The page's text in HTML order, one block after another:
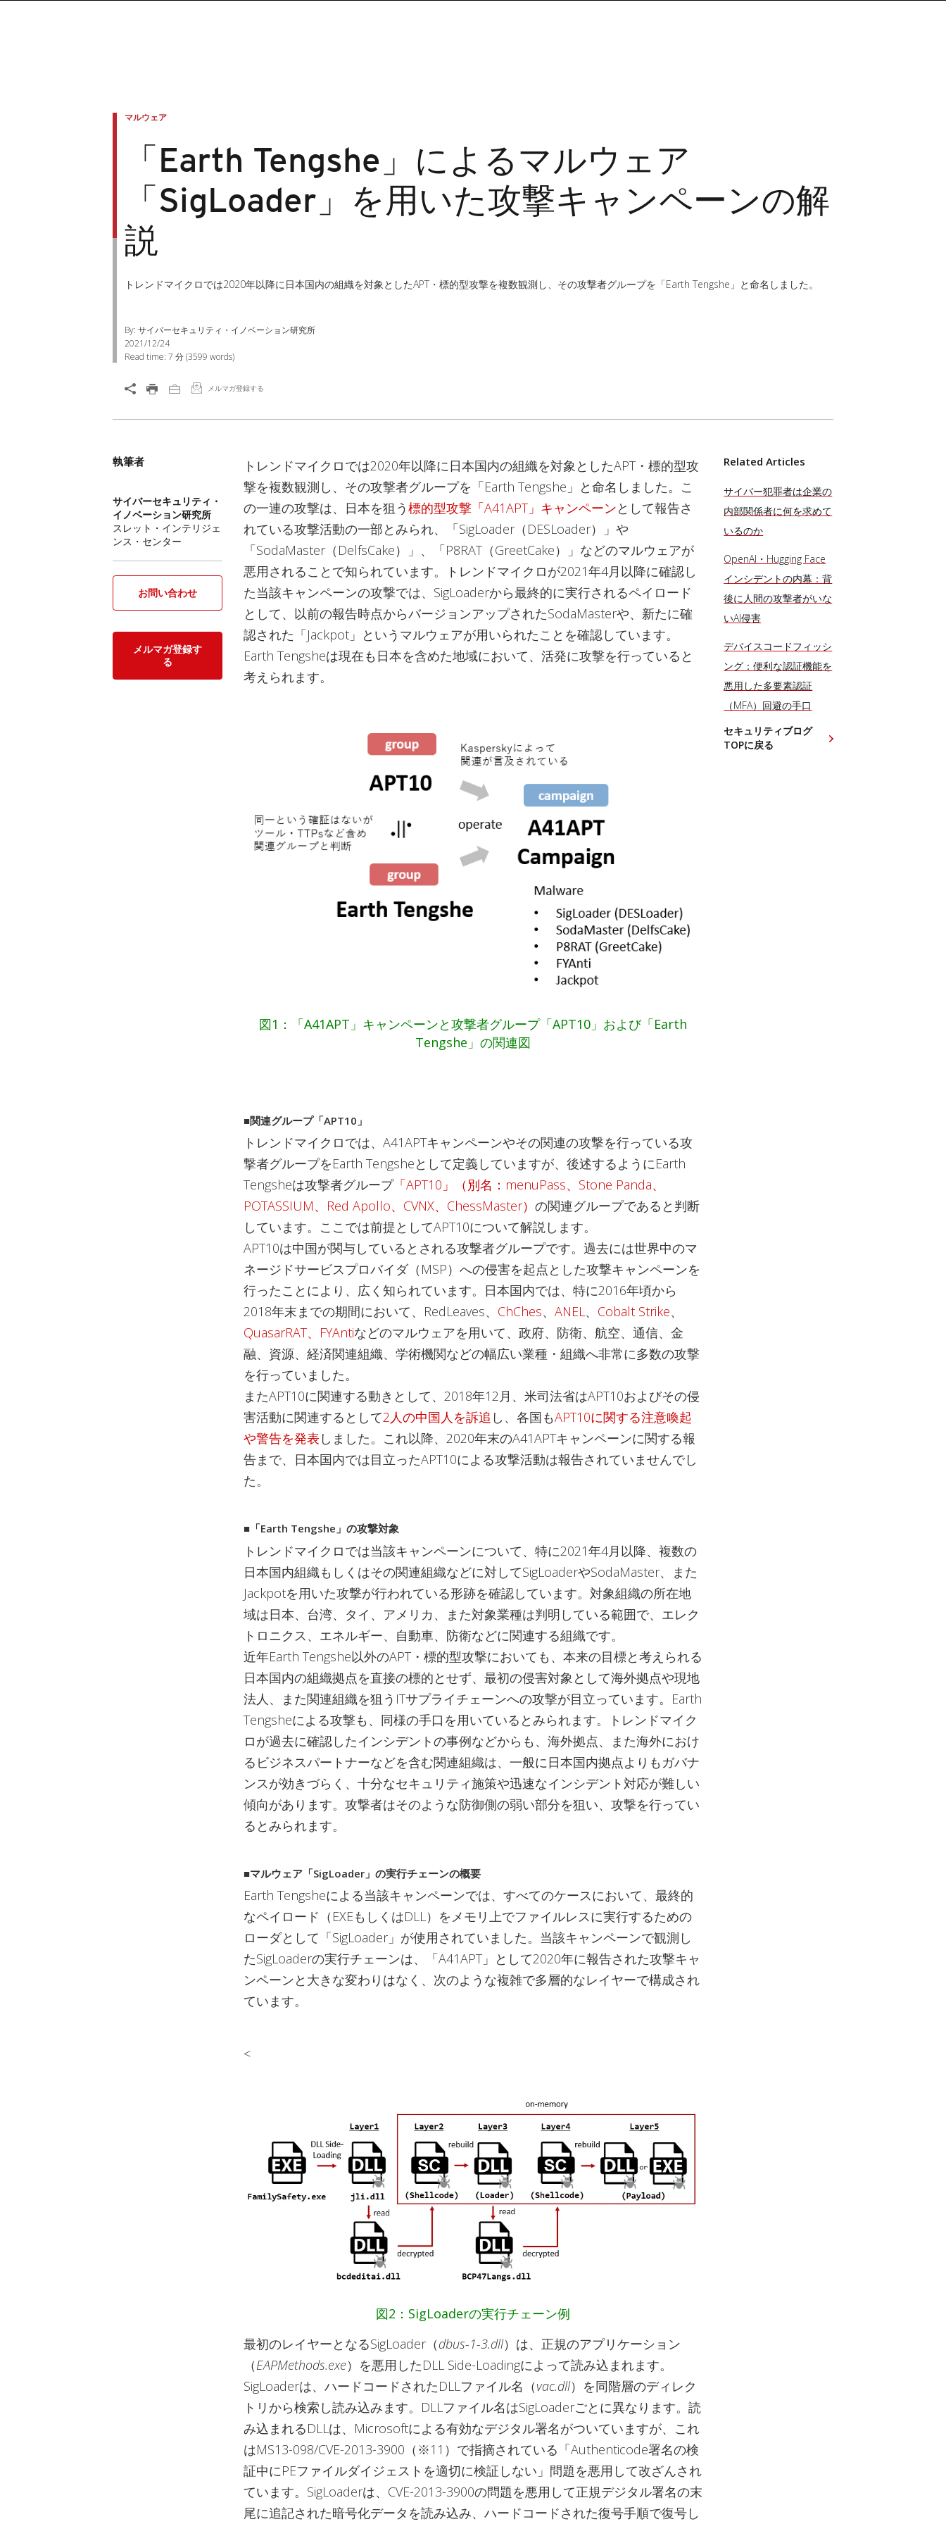
マルウェア
「Earth Tengshe」によるマルウェア
「SigLoader」を用いた攻撃キャンペーンの解
説
トレンドマイクロでは2020年以降に日本国内の組織を対象としたAPT・標的型攻撃を複数観測し、その攻撃者グループを「Earth Tengshe」と命名しました。
By: サイバーセキュリティ・イノベーション研究所
2021/12/24
Read time: 7 分(3599 words)
メルマガ登録する
トレンドマイクロでは2020年以降に日本国内の組織を対象としたAPT・標的型攻
撃を複数観測し、その攻撃者グループを「Earth Tengshe」と命名しました。こ
の一連の攻撃は、日本を狙う標的型攻撃「A41APT」キャンペーンとして報告さ
れている攻撃活動の一部とみられ、「SigLoader（DESLoader）」や
「SodaMaster（DelfsCake）」、「P8RAT（GreetCake）」などのマルウェアが
悪用されることで知られています。トレンドマイクロが2021年4月以降に確認し
た当該キャンペーンの攻撃では、SigLoaderから最終的に実行されるペイロード
として、以前の報告時点からバージョンアップされたSodaMasterや、新たに確
認された「Jackpot」というマルウェアが用いられたことを確認しています。
Earth Tengsheは現在も日本を含めた地域において、活発に攻撃を行っていると
考えられます。
図1：「A41APT」キャンペーンと攻撃者グループ「APT10」および「Earth
Tengshe」の関連図
■関連グループ「APT10」
トレンドマイクロでは、A41APTキャンペーンやその関連の攻撃を行っている攻
撃者グループをEarth Tengsheとして定義していますが、後述するようにEarth
Tengsheは攻撃者グループ「APT10」（別名：menuPass、Stone Panda、
POTASSIUM、Red Apollo、CVNX、ChessMaster） の関連グループであると判断
しています。ここでは前提としてAPT10について解説します。
APT10は中国が関与しているとされる攻撃者グループです。過去には世界中のマ
ネージドサービスプロバイダ（MSP）への侵害を起点とした攻撃キャンペーンを
行ったことにより、広く知られています。日本国内では、特に2016年頃から
2018年末までの期間において、RedLeaves、 ChChes、 ANEL、 Cobalt Strike、
QuasarRAT、FYAntiなどのマルウェアを用いて、政府、防衛、航空、通信、金
融、資源、経済関連組織、学術機関などの幅広い業種・組織へ非常に多数の攻撃
を行っていました。
またAPT10に関連する動きとして、2018年12月、米司法省はAPT10およびその侵
害活動に関連するとして2人の中国人を訴追 し、各国もAPT10に関する注意喚起
や警告を発表 しました。これ以降、2020年末のA41APTキャンペーンに関する報
告まで、日本国内では目立ったAPT10による攻撃活動は報告されていませんでし
た。
■「Earth Tengshe」の攻撃対象
トレンドマイクロでは当該キャンペーンについて、特に2021年4月以降、複数の
日本国内組織もしくはその関連組織などに対してSigLoaderやSodaMaster、また
Jackpotを用いた攻撃が行われている形跡を確認しています。対象組織の所在地
域は日本、台湾、タイ、アメリカ、また対象業種は判明している範囲で、エレク
トロニクス、エネルギー、自動車、防衛などに関連する組織です。
近年Earth Tengshe以外のAPT・標的型攻撃においても、本来の目標と考えられる
日本国内の組織拠点を直接の標的とせず、最初の侵害対象として海外拠点や現地
法人、また関連組織を狙うITサプライチェーンへの攻撃が目立っています。Earth
Tengsheによる攻撃も、同様の手口を用いているとみられます。トレンドマイク
ロが過去に確認したインシデントの事例などからも、海外拠点、また海外におけ
るビジネスパートナーなどを含む関連組織は、一般に日本国内拠点よりもガバナ
ンスが効きづらく、十分なセキュリティ施策や迅速なインシデント対応が難しい
傾向があります。攻撃者はそのような防御側の弱い部分を狙い、攻撃を行ってい
るとみられます。
■マルウェア「SigLoader」の実行チェーンの概要
Earth Tengsheによる当該キャンペーンでは、すべてのケースにおいて、最終的
なペイロード（EXEもしくはDLL）をメモリ上でファイルレスに実行するための
ローダとして「SigLoader」が使用されていました。当該キャンペーンで観測し
たSigLoaderの実行チェーンは、「A41APT」として2020年に報告された攻撃キャ
ンペーンと大きな変わりはなく、次のような複雑で多層的なレイヤーで構成され
ています。
<
図2：SigLoaderの実行チェーン例
最初のレイヤーとなるSigLoader（dbus-1-3.dll）は、正規のアプリケーション
（EAPMethods.exe）を悪用したDLL Side-Loadingによって読み込まれます。
SigLoaderは、ハードコードされたDLLファイル名（vac.dll）を同階層のディレク
トリから検索し読み込みます。DLLファイル名はSigLoaderごとに異なります。読
み込まれるDLLは、Microsoftによる有効なデジタル署名がついていますが、これ
はMS13-098/CVE-2013-3900（※11）で指摘されている「Authenticode署名の検
証中にPEファイルダイジェストを適切に検証しない」問題を悪用して改ざんされ
ています。SigLoaderは、CVE-2013-3900の問題を悪用して正規デジタル署名の末
尾に追記された暗号化データを読み込み、ハードコードされた復号手順で復号し
執筆者
サイバーセキュリティ・
イノベーション研究所
スレット・インテリジェ
ンス・センター
お問い合わせ
メルマガ登録す
る
Related Articles
サイバー犯罪者は企業の
内部関係者に何を求めて
いるのか
OpenAI・Hugging Face
インシデントの内幕：背
後に人間の攻撃者がいな
いAI侵害
デバイスコードフィッシ
ング：便利な認証機能を
悪用した多要素認証
（MFA）回避の手口
セキュリティブログ
TOPに戻る